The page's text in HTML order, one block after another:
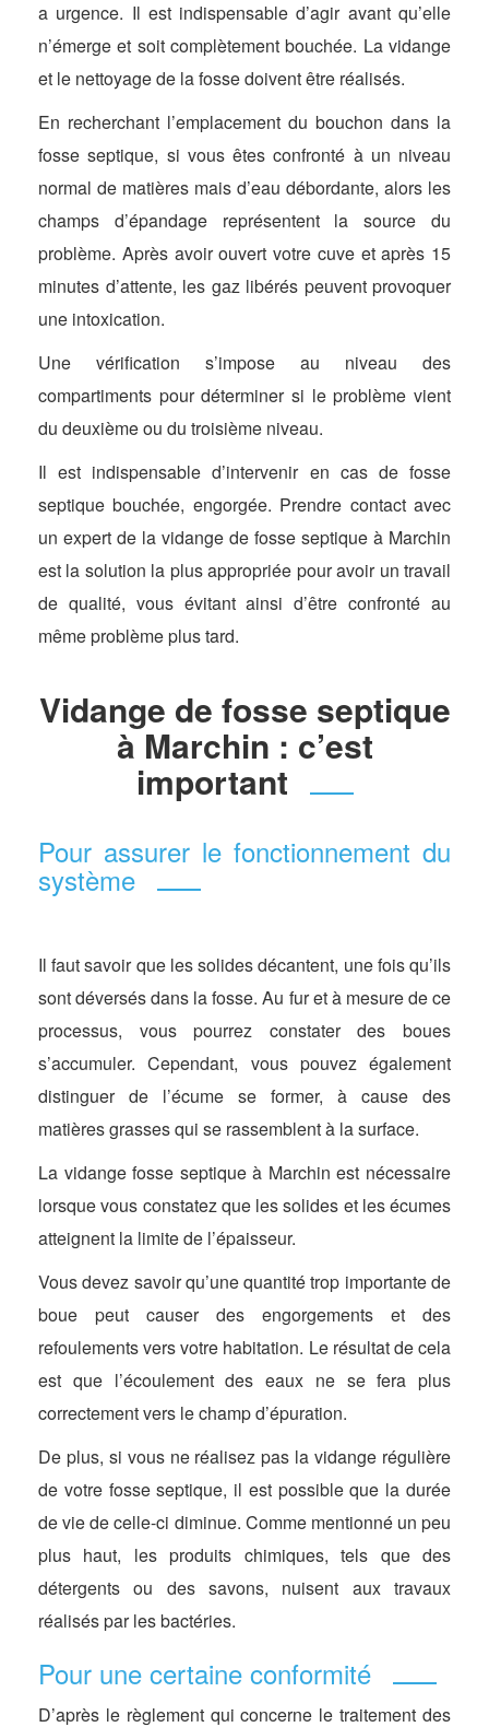
a urgence. Il est indispensable d’agir avant qu’elle
n’émerge et soit complètement bouchée. La vidange
et le nettoyage de la fosse doivent être réalisés.
En recherchant l’emplacement du bouchon dans la
fosse septique, si vous êtes confronté à un niveau
normal de matières mais d’eau débordante, alors les
champs d’épandage représentent la source du
problème. Après avoir ouvert votre cuve et après 15
minutes d’attente, les gaz libérés peuvent provoquer
une intoxication.
Une vérification s’impose au niveau des
compartiments pour déterminer si le problème vient
du deuxième ou du troisième niveau.
Il est indispensable d’intervenir en cas de fosse
septique bouchée, engorgée. Prendre contact avec
un expert de la vidange de fosse septique à Marchin
est la solution la plus appropriée pour avoir un travail
de qualité, vous évitant ainsi d’être confronté au
même problème plus tard.
Vidange de fosse septique
à Marchin : c’est
important
Pour assurer le fonctionnement du
système
Il faut savoir que les solides décantent, une fois qu’ils
sont déversés dans la fosse. Au fur et à mesure de ce
processus, vous pourrez constater des boues
s’accumuler. Cependant, vous pouvez également
distinguer de l’écume se former, à cause des
matières grasses qui se rassemblent à la surface.
La vidange fosse septique à Marchin est nécessaire
lorsque vous constatez que les solides et les écumes
atteignent la limite de l’épaisseur.
Vous devez savoir qu’une quantité trop importante de
boue peut causer des engorgements et des
refoulements vers votre habitation. Le résultat de cela
est que l’écoulement des eaux ne se fera plus
correctement vers le champ d’épuration.
De plus, si vous ne réalisez pas la vidange régulière
de votre fosse septique, il est possible que la durée
de vie de celle-ci diminue. Comme mentionné un peu
plus haut, les produits chimiques, tels que des
détergents ou des savons, nuisent aux travaux
réalisés par les bactéries.
Pour une certaine conformité
D’après le règlement qui concerne le traitement des